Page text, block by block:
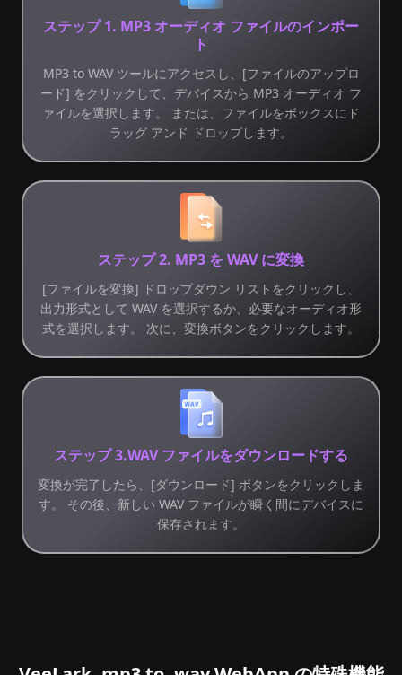
ステップ 1. MP3 オーディオ ファイルのインポー
ト
MP3 to WAV ツールにアクセスし、[ファイルのアップロ
ード] をクリックして、デバイスから MP3 オーディオ フ
ァイルを選択します。 または、ファイルをボックスにド
ラッグ アンド ドロップします。
ステップ 2. MP3 を WAV に変換
[ファイルを変換] ドロップダウン リストをクリックし、
出力形式として WAV を選択するか、必要なオーディオ形
式を選択します。 次に、変換ボタンをクリックします。
ステップ 3.WAV ファイルをダウンロードする
変換が完了したら、[ダウンロード] ボタンをクリックしま
す。 その後、新しい WAV ファイルが瞬く間にデバイスに
保存されます。